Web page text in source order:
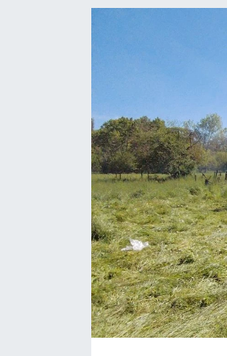
ÖZEL HABER
HALK54 PANORAMA